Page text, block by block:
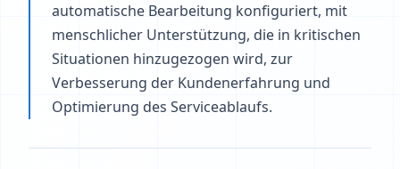
automatische Bearbeitung konfiguriert, mit
menschlicher Unterstützung, die in kritischen
Situationen hinzugezogen wird, zur
Verbesserung der Kundenerfahrung und
Optimierung des Serviceablaufs.